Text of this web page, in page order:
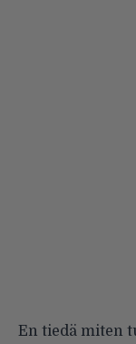
En tiedä miten